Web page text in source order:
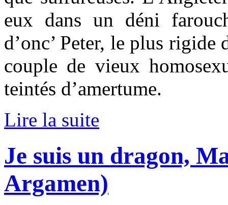
eux dans un déni
d’onc’ Peter, le plus
couple de vieux
teintés d’amertume.
Lire la suite
Je suis un dragon,
Argamen)